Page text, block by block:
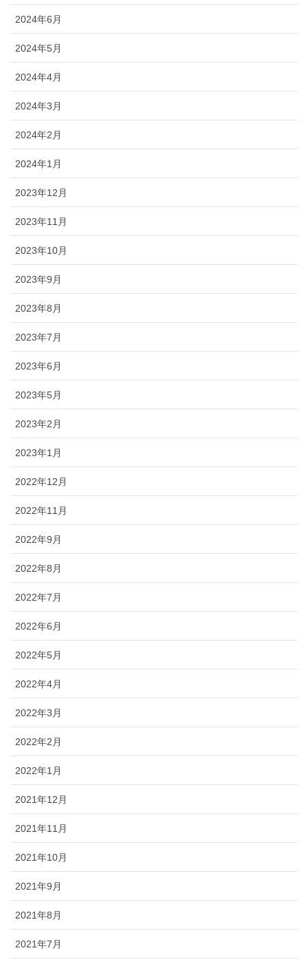
2024年6月
2024年5月
2024年4月
2024年3月
2024年2月
2024年1月
2023年12月
2023年11月
2023年10月
2023年9月
2023年8月
2023年7月
2023年6月
2023年5月
2023年2月
2023年1月
2022年12月
2022年11月
2022年9月
2022年8月
2022年7月
2022年6月
2022年5月
2022年4月
2022年3月
2022年2月
2022年1月
2021年12月
2021年11月
2021年10月
2021年9月
2021年8月
2021年7月